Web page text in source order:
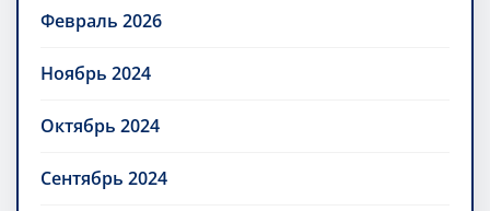
Февраль 2026
Ноябрь 2024
Октябрь 2024
Сентябрь 2024